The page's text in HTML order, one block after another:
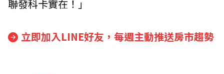
聯發科卡實在！」
立即加入LINE好友，每週主動推送房市趨勢